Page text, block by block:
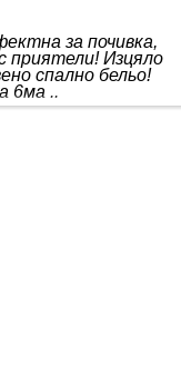
за почивка,
приятели! Изцяло
спално бельо!
6ма ..